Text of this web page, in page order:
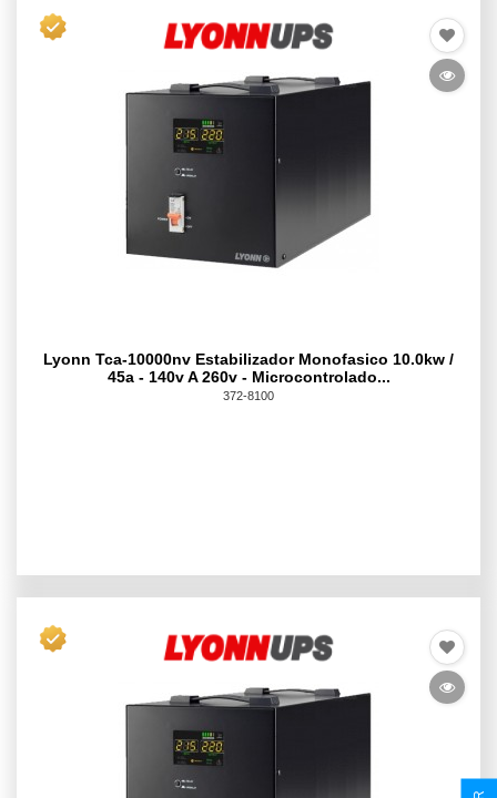
Lyonn Tca-10000nv Estabilizador Monofasico 10.0kw /
45a - 140v A 260v - Microcontrolado...
372-8100